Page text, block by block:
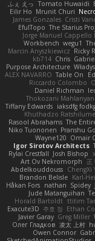
ふぇ えっ Tomato Huwaidi
Eilir Ho Mrunit Churi
James Gonzales Cristi
EfulTopo The Starius
Jorge Manuel Cappello
Workbench wegu1
Marcin Anyszkiewicz Ricky
kb714 Chris
Purpose Architecture
ALEX NAVARRO Table On
Riccardo Colombo
Daniel Richman
Thokozani
Tiffany Edwards iaksdfg
Khuthadzo
Rasool Abrahams The
Niko Tuononen Pranshu
Wayne120 Omair
Igor Sirotov Architects
Rylai Crestfall Josh Bishop
Art Ov Nekromorph
正
Abdelkouddouss ChengXi
Brandon Belisle Karl-
Håkan Fors nathan Spidey
Jude Matanguihan
Horald Bartoldt ttitim
Exacute3D 주호 정 Ethan
Javier Garay Greg Miller
Олег Гладков 凌太 上村
Owen Connor